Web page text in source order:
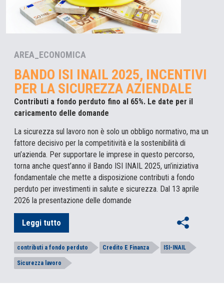
AREA_ECONOMICA
BANDO ISI INAIL 2025, INCENTIVI
PER LA SICUREZZA AZIENDALE
Contributi a fondo perduto fino al 65%. Le date per il
caricamento delle domande
La sicurezza sul lavoro non è solo un obbligo normativo, ma un
fattore decisivo per la competitività e la sostenibilità di
un’azienda. Per supportare le imprese in questo percorso,
torna anche quest’anno il Bando ISI INAIL 2025, un’iniziativa
fondamentale che mette a disposizione contributi a fondo
perduto per investimenti in salute e sicurezza. Dal 13 aprile
2026 la presentazione delle domande
Leggi tutto
contributi a fondo perduto Credito E Finanza ISI-INAIL
Sicurezza lavoro